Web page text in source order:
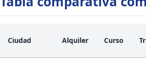
Ciudad Alquiler Curso